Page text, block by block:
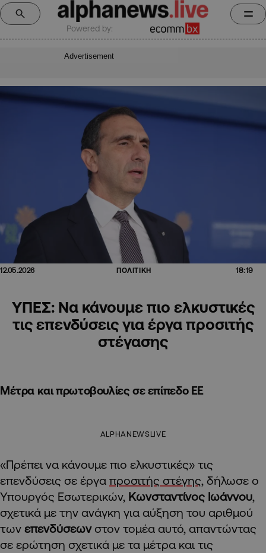
Powered by:
Advertisement
12.05.2026 ΠΟΛΙΤΙΚΗ 18:19
ΥΠΕΣ: Να κάνουμε πιο ελκυστικές
τις επενδύσεις για έργα προσιτής
στέγασης
Μέτρα και πρωτοβουλίες σε επίπεδο ΕΕ
ALPHANEWSLIVE
«Πρέπει να κάνουμε πιο ελκυστικές» τις
επενδύσεις σε έργα προσιτής στέγης, δήλωσε ο
Υπουργός Εσωτερικών, Κωνσταντίνος Ιωάννου,
σχετικά με την ανάγκη για αύξηση του αριθμού
των επενδύσεων στον τομέα αυτό, απαντώντας
σε ερώτηση σχετικά με τα μέτρα και τις